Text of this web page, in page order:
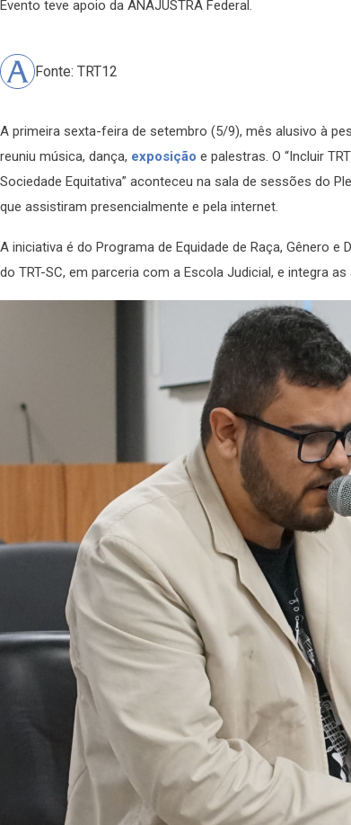
Evento teve apoio da ANAJUSTRA Federal.
Fonte: TRT12
A primeira sexta-feira de setembro (5/9), mês alusivo à
reuniu música, dança, exposição e palestras. O “Incluir
Sociedade Equitativa” aconteceu na sala de sessões do
que assistiram presencialmente e pela internet.
A iniciativa é do Programa de Equidade de Raça, Gênero
do TRT-SC, em parceria com a Escola Judicial, e integra